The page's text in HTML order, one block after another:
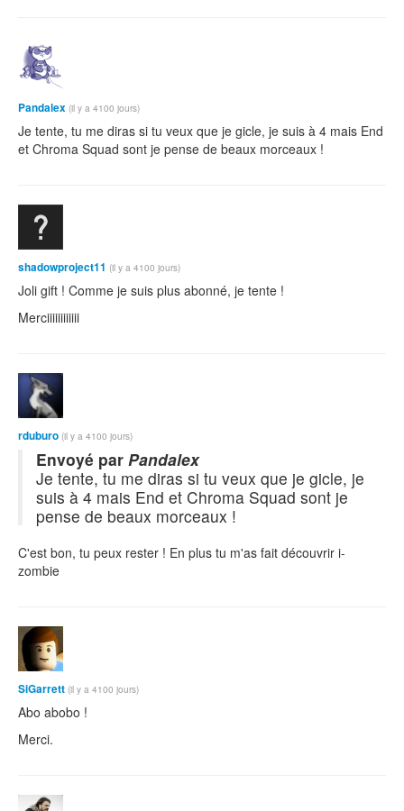
Pandalex (il y a 4100 jours)
Je tente, tu me diras si tu veux que je gicle, je suis à 4 mais End
et Chroma Squad sont je pense de beaux morceaux !
shadowproject11 (il y a 4100 jours)
Joli gift ! Comme je suis plus abonné, je tente !
Merciiiiiiiiiiii
rduburo (il y a 4100 jours)
Envoyé par Pandalex
Je tente, tu me diras si tu veux que je gicle, je
suis à 4 mais End et Chroma Squad sont je
pense de beaux morceaux !
C'est bon, tu peux rester ! En plus tu m'as fait découvrir i-
zombie
SiGarrett (il y a 4100 jours)
Abo abobo !
Merci.